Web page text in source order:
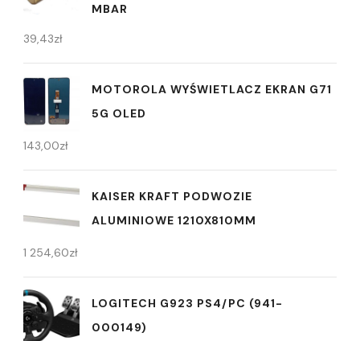
MBAR
39,43zł
MOTOROLA WYŚWIETLACZ EKRAN G71
5G OLED
143,00zł
KAISER KRAFT PODWOZIE
ALUMINIOWE 1210X810MM
1 254,60zł
LOGITECH G923 PS4/PC (941-
000149)